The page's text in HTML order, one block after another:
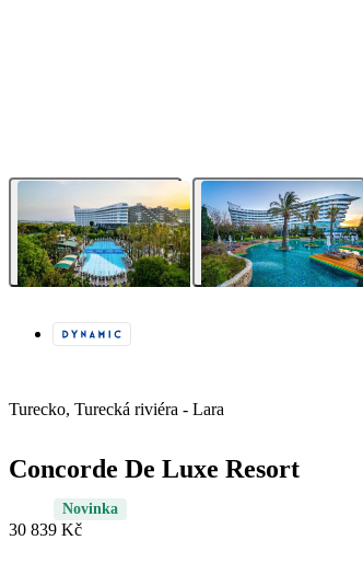
Turecko, Turecká riviéra - Lara
Concorde De Luxe Resort
Novinka
30 839 Kč